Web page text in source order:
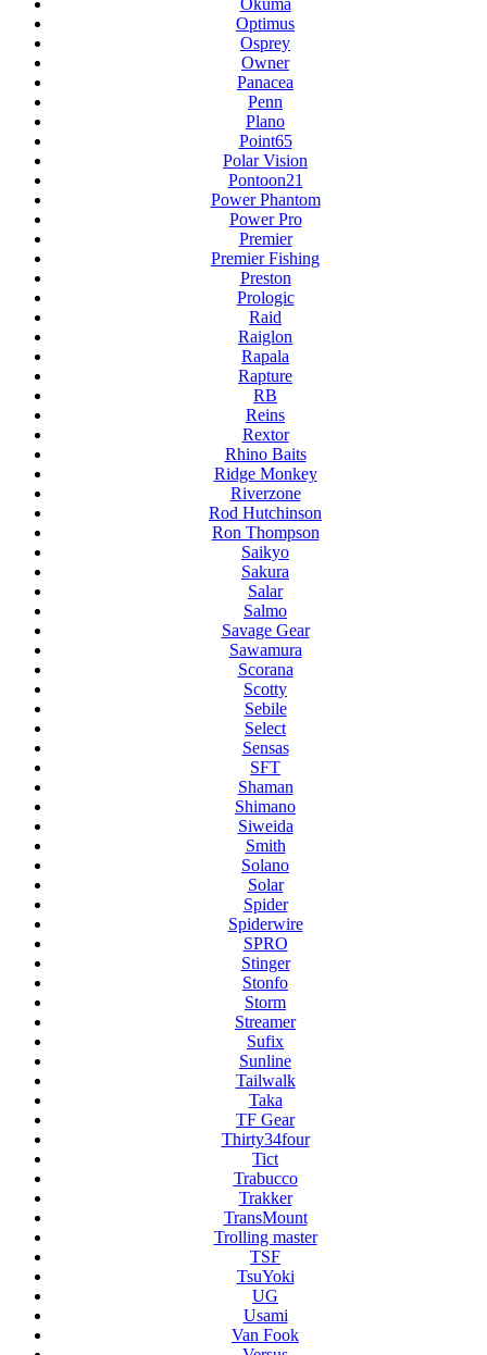
Okuma
Optimus
Osprey
Owner
Panacea
Penn
Plano
Point65
Polar Vision
Pontoon21
Power Phantom
Power Pro
Premier
Premier Fishing
Preston
Prologic
Raid
Raiglon
Rapala
Rapture
RB
Reins
Rextor
Rhino Baits
Ridge Monkey
Riverzone
Rod Hutchinson
Ron Thompson
Saikyo
Sakura
Salar
Salmo
Savage Gear
Sawamura
Scorana
Scotty
Sebile
Select
Sensas
SFT
Shaman
Shimano
Siweida
Smith
Solano
Solar
Spider
Spiderwire
SPRO
Stinger
Stonfo
Storm
Streamer
Sufix
Sunline
Tailwalk
Taka
TF Gear
Thirty34four
Tict
Trabucco
Trakker
TransMount
Trolling master
TSF
TsuYoki
UG
Usami
Van Fook